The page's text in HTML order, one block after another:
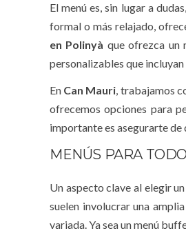
El menú es, sin lugar a
formal o más relajado,
en Polinyà que ofrezca un
personalizables que
En Can Mauri, trabajamos
ofrecemos opciones para
importante es asegurarte
MENÚS PARA
Un aspecto clave al elegir un
suelen involucrar una
variada. Ya sea un menú